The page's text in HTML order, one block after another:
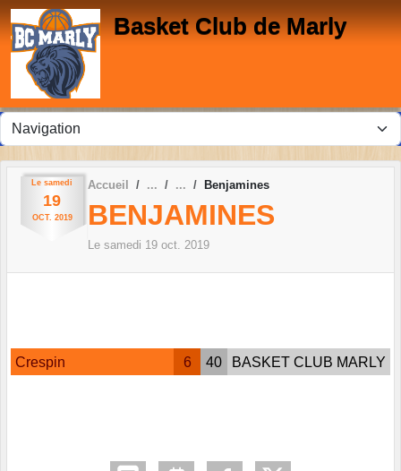
Basket Club de Marly
Le samedi
19
OCT. 2019
Accueil Benjamines
BENJAMINES
Le samedi 19 oct. 2019
Crespin 6 40 BASKET CLUB MARLY
Panneau de gestion des cookies